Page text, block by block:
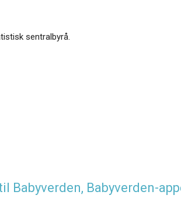
sentralbyrå.
Babyverden, Babyverden-